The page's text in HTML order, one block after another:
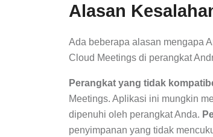
Alasan
Ada beberapa alasan mengapa
Cloud Meetings di perangkat
Perangkat yang tidak
Meetings. Aplikasi ini mungkin
dipenuhi oleh perangkat Anda.
penyimpanan yang tidak